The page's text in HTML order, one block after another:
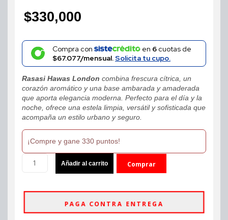
$330,000
Compra con en 6cuotas de
$67.077/mensual.Solicita tu cupo.
Rasasi Hawas London combina frescura cítrica, un
corazón aromático y una base ambarada y amaderada
que aporta elegancia moderna. Perfecto para el día y la
noche, ofrece una estela limpia, versátil y sofisticada que
acompaña un estilo urbano y seguro.
¡Compre y gane 330 puntos!
Hawas
100ml
Añadir al carrito Comprar
PAGA CONTRA ENTREGA